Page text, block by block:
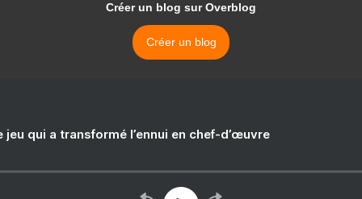
Créer un blog sur Overblog
Créer un blog
jeu qui a transformé l’ennui en chef-d’œuvre